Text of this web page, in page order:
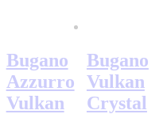
Bugano
Azzurro
Vulkan
Bugano
Vulkan
Crystal